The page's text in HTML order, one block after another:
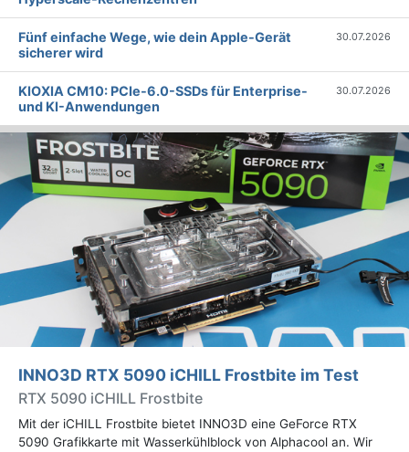
Fünf einfache Wege, wie dein Apple-Gerät
sicherer wird
30.07.2026
KIOXIA CM10: PCIe-6.0-SSDs für Enterprise-
und KI-Anwendungen
30.07.2026
INNO3D RTX 5090 iCHILL Frostbite im Test
RTX 5090 iCHILL Frostbite
Mit der iCHILL Frostbite bietet INNO3D eine GeForce RTX
5090 Grafikkarte mit Wasserkühlblock von Alphacool an. Wir